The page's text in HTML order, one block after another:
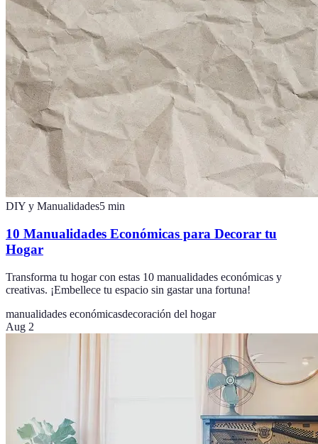
DIY y Manualidades5 min
10 Manualidades Económicas para Decorar tu
Hogar
Transforma tu hogar con estas 10 manualidades económicas y
creativas. ¡Embellece tu espacio sin gastar una fortuna!
manualidades económicasdecoración del hogar
Aug 2